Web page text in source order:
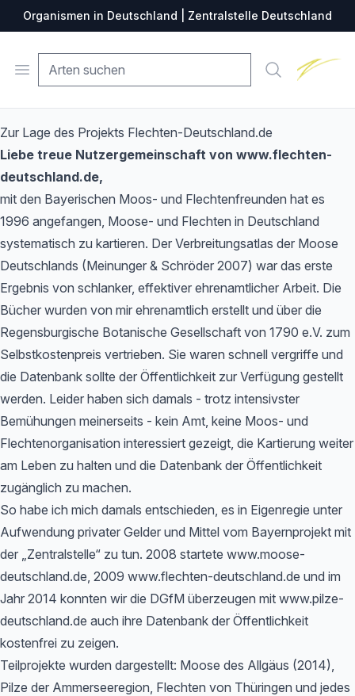
Organismen in Deutschland | Zentralstelle Deutschland
Open menu Suche
Zur Lage des Projekts Flechten-Deutschland.de
Liebe treue Nutzergemeinschaft von www.flechten-
deutschland.de,
mit den Bayerischen Moos- und Flechtenfreunden hat es
1996 angefangen, Moose- und Flechten in Deutschland
systematisch zu kartieren. Der Verbreitungsatlas der Moose
Deutschlands (Meinunger & Schröder 2007) war das erste
Ergebnis von schlanker, effektiver ehrenamtlicher Arbeit. Die
Bücher wurden von mir ehrenamtlich erstellt und über die
Regensburgische Botanische Gesellschaft von 1790 e.V. zum
Selbstkostenpreis vertrieben. Sie waren schnell vergriffe und
die Datenbank sollte der Öffentlichkeit zur Verfügung gestellt
werden. Leider haben sich damals - trotz intensivster
Bemühungen meinerseits - kein Amt, keine Moos- und
Flechtenorganisation interessiert gezeigt, die Kartierung weiter
am Leben zu halten und die Datenbank der Öffentlichkeit
zugänglich zu machen.
So habe ich mich damals entschieden, es in Eigenregie unter
Aufwendung privater Gelder und Mittel vom Bayernprojekt mit
der „Zentralstelle“ zu tun. 2008 startete www.moose-
deutschland.de, 2009 www.flechten-deutschland.de und im
Jahr 2014 konnten wir die DGfM überzeugen mit www.pilze-
deutschland.de auch ihre Datenbank der Öffentlichkeit
kostenfrei zu zeigen.
Teilprojekte wurden dargestellt: Moose des Allgäus (2014),
Pilze der Ammerseeregion, Flechten von Thüringen und jedes